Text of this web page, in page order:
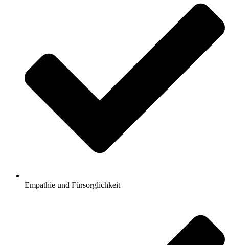
Empathie und Fürsorglichkeit